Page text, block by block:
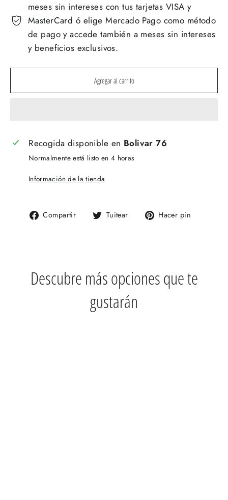
meses sin intereses con tus tarjetas VISA y
MasterCard ó elige Mercado Pago como método
de pago y accede también a meses sin intereses
y beneficios exclusivos.
Agregar al carrito
Recogida disponible en Bolivar 76
Normalmente está listo en 4 horas
Información de la tienda
Compartir
Compartir
Tuitear
TuitearHacer pin
Descubre más opciones que te
gustarán